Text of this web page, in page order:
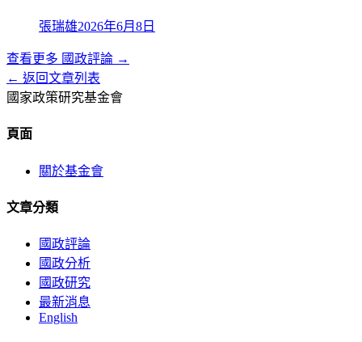
張瑞雄2026年6月8日
查看更多 國政評論 →
← 返回文章列表
國家政策研究基金會
頁面
關於基金會
文章分類
國政評論
國政分析
國政研究
最新消息
English